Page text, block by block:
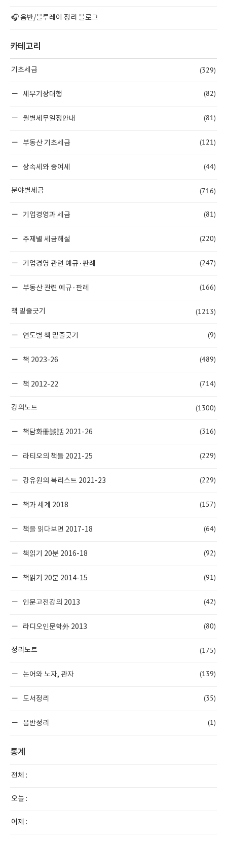
🎧 음반/블루레이 정리 블로그
카테고리
기초세금 (329)
세무기장대행 (82)
월별세무일정안내 (81)
부동산 기초세금 (121)
상속세와 증여세 (44)
분야별세금 (716)
기업경영과 세금 (81)
주제별 세금해설 (220)
기업경영 관련 예규·판례 (247)
부동산 관련 예규·판례 (166)
책 밑줄긋기 (1213)
연도별 책 밑줄긋기 (9)
책 2023-26 (489)
책 2012-22 (714)
강의노트 (1300)
책담화冊談話 2021-26 (316)
라티오의 책들 2021-25 (229)
강유원의 북리스트 2021-23 (229)
책과 세계 2018 (157)
책을 읽다보면 2017-18 (64)
책읽기 20분 2016-18 (92)
책읽기 20분 2014-15 (91)
인문고전강의 2013 (42)
라디오인문학外 2013 (80)
정리노트 (175)
논어와 노자, 관자 (139)
도서정리 (35)
음반정리 (1)
통계
전체 :
오늘 :
어제 :